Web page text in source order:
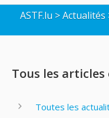
ASTF.lu >Actualités
Tous les
Toutes les